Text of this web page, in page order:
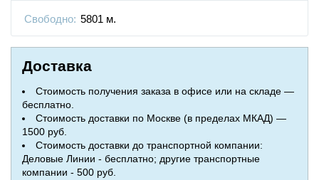
Свободно: 5801 м.
Доставка
Стоимость получения заказа в офисе или на складе —
бесплатно.
Стоимость доставки по Москве (в пределах МКАД) —
1500 руб.
Стоимость доставки до транспортной компании:
Деловые Линии - бесплатно; другие транспортные
компании - 500 руб.